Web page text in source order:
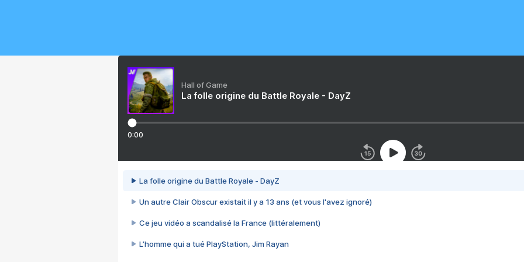
Hall of Game
La folle origine du Battle Royale - DayZ
0:00
La folle origine du Battle Royale - DayZ
Un autre Clair Obscur existait il y a 13 ans (et vous l'avez ignoré)
Ce jeu vidéo a scandalisé la France (littéralement)
L’homme qui a tué PlayStation, Jim Rayan